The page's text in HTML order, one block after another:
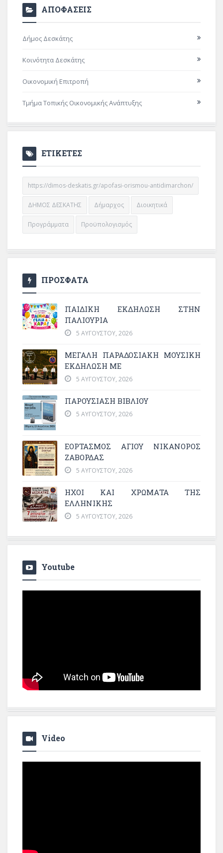
ΑΠΟΦΑΣΕΙΣ
Δήμος Δεσκάτης
Κοινότητα Δεσκάτης
Οικονομική Επιτροπή
Τμήμα Τοπικής Οικονομικής Ανάπτυξης
ΕΤΙΚΕΤΕΣ
https://dimos-deskatis.gr/apofasi-orismou-antidimarchon/
ΔΗΜΟΣ ΔΕΣΚΑΤΗΣ Δήμαρχος Διοικητικά
Προγράμματα Προϋπολογισμός
ΠΡΟΣΦΑΤΑ
ΠΑΙΔΙΚΗ ΕΚΔΗΛΩΣΗ ΣΤΗΝ
ΠΑΛΙΟΥΡΙΑ
5 ΑΥΓΟΎΣΤΟΥ, 2026
ΜΕΓΆΛΗ ΠΑΡΑΔΟΣΙΑΚΉ ΜΟΥΣΙΚΉ
ΕΚΔΉΛΩΣΗ ΜΕ
5 ΑΥΓΟΎΣΤΟΥ, 2026
ΠΑΡΟΥΣΙΑΣΗ ΒΙΒΛΙΟΥ
5 ΑΥΓΟΎΣΤΟΥ, 2026
ΕΟΡΤΑΣΜΟΣ ΑΓΙΟΥ ΝΙΚΑΝΟΡΟΣ
ΖΑΒΟΡΔΑΣ
5 ΑΥΓΟΎΣΤΟΥ, 2026
ΗΧΟΙ ΚΑΙ ΧΡΩΜΑΤΑ ΤΗΣ
ΕΛΛΗΝΙΚΗΣ
5 ΑΥΓΟΎΣΤΟΥ, 2026
Youtube
Video